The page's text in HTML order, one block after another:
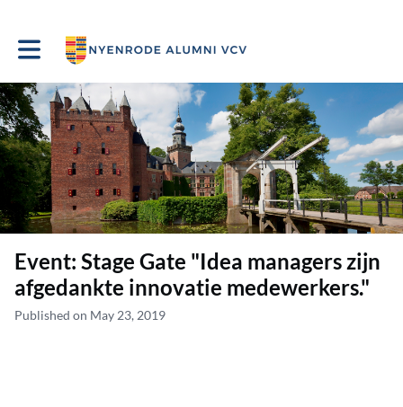
Toggle main navigation
Event: Stage Gate "Idea managers zijn
afgedankte innovatie medewerkers."
Published on May 23, 2019